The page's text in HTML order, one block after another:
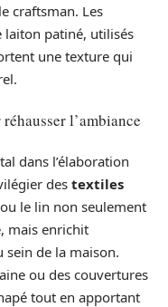
craftsman. Les
patiné, utilisés
une texture qui
l’ambiance
dans l’élaboration
des textiles
le lin non seulement
mais enrichit
sein de la maison.
ou des couvertures
tout en apportant